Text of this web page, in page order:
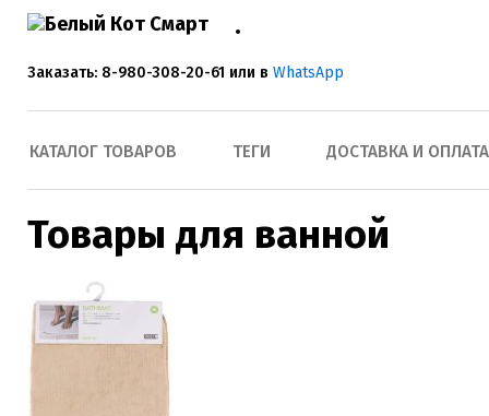
Заказать: 8-980-308-20-61 или в WhatsApp
КАТАЛОГ ТОВАРОВ ТЕГИ ДОСТАВКА И ОПЛАТА
Товары для ванной